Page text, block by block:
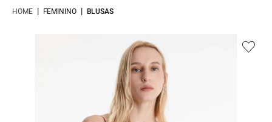
HOME | FEMININO | BLUSAS